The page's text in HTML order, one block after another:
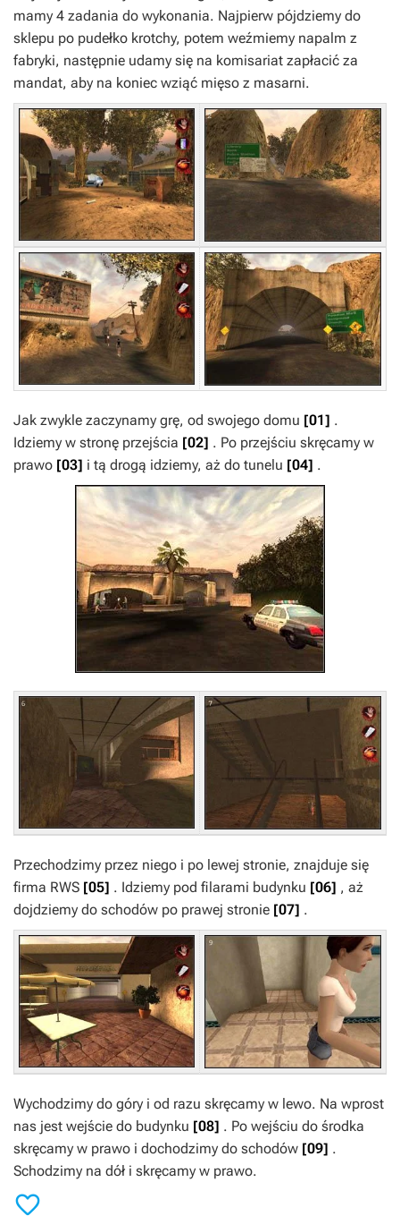
mamy 4 zadania do wykonania. Najpierw pójdziemy do
sklepu po pudełko krotchy, potem weźmiemy napalm z
fabryki, następnie udamy się na komisariat zapłacić za
mandat, aby na koniec wziąć mięso z masarni.
Jak zwykle zaczynamy grę, od swojego domu [01] .
Idziemy w stronę przejścia [02] . Po przejściu skręcamy w
prawo [03] i tą drogą idziemy, aż do tunelu [04] .
Przechodzimy przez niego i po lewej stronie, znajduje się
firma RWS [05] . Idziemy pod filarami budynku [06] , aż
dojdziemy do schodów po prawej stronie [07] .
Wychodzimy do góry i od razu skręcamy w lewo. Na wprost
nas jest wejście do budynku [08] . Po wejściu do środka
skręcamy w prawo i dochodzimy do schodów [09] .
Schodzimy na dół i skręcamy w prawo.
